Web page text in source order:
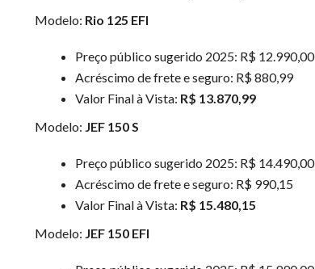
Modelo: Rio 125 EFI
Preço público sugerido 2025: R$ 12.990,00
Acréscimo de frete e seguro: R$ 880,99
Valor Final à Vista: R$ 13.870,99
Modelo: JEF 150 S
Preço público sugerido 2025: R$ 14.490,00
Acréscimo de frete e seguro: R$ 990,15
Valor Final à Vista: R$ 15.480,15
Modelo: JEF 150 EFI